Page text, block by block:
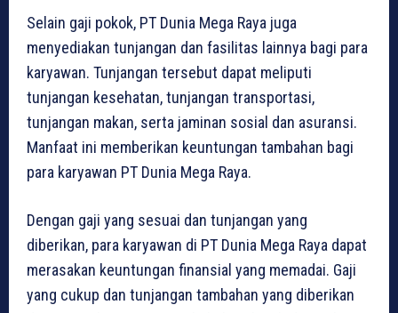
Selain gaji pokok, PT Dunia Mega Raya juga
menyediakan tunjangan dan fasilitas lainnya bagi para
karyawan. Tunjangan tersebut dapat meliputi
tunjangan kesehatan, tunjangan transportasi,
tunjangan makan, serta jaminan sosial dan asuransi.
Manfaat ini memberikan keuntungan tambahan bagi
para karyawan PT Dunia Mega Raya.
Dengan gaji yang sesuai dan tunjangan yang
diberikan, para karyawan di PT Dunia Mega Raya dapat
merasakan keuntungan finansial yang memadai. Gaji
yang cukup dan tunjangan tambahan yang diberikan